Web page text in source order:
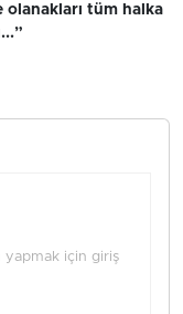
olanakları tüm halka
yapmak için giriş